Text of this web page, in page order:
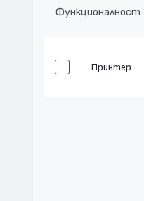
Функционалност
Принтер